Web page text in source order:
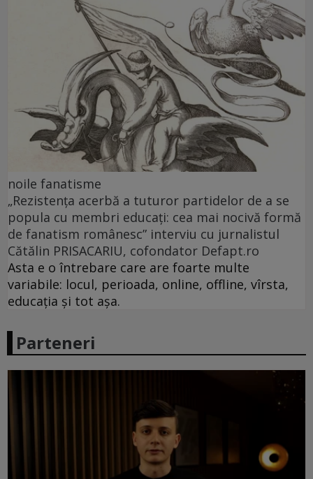
noile fanatisme
„Rezistența acerbă a tuturor partidelor de a se
popula cu membri educați: cea mai nocivă formă
de fanatism românesc” interviu cu jurnalistul
Cătălin PRISACARIU, cofondator Defapt.ro
Asta e o întrebare care are foarte multe
variabile: locul, perioada, online, offline, vîrsta,
educația și tot așa.
Parteneri